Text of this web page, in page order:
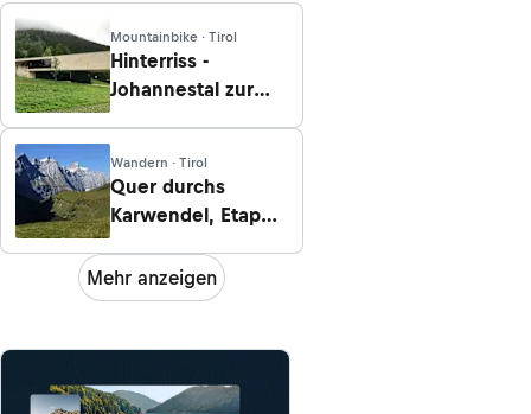
Mountainbike · Tirol
Hinterriss -
Johannestal zur
Wandern · Tirol
Quer durchs
Karwendel, Etappe
zur Falkenhütte
Mehr anzeigen